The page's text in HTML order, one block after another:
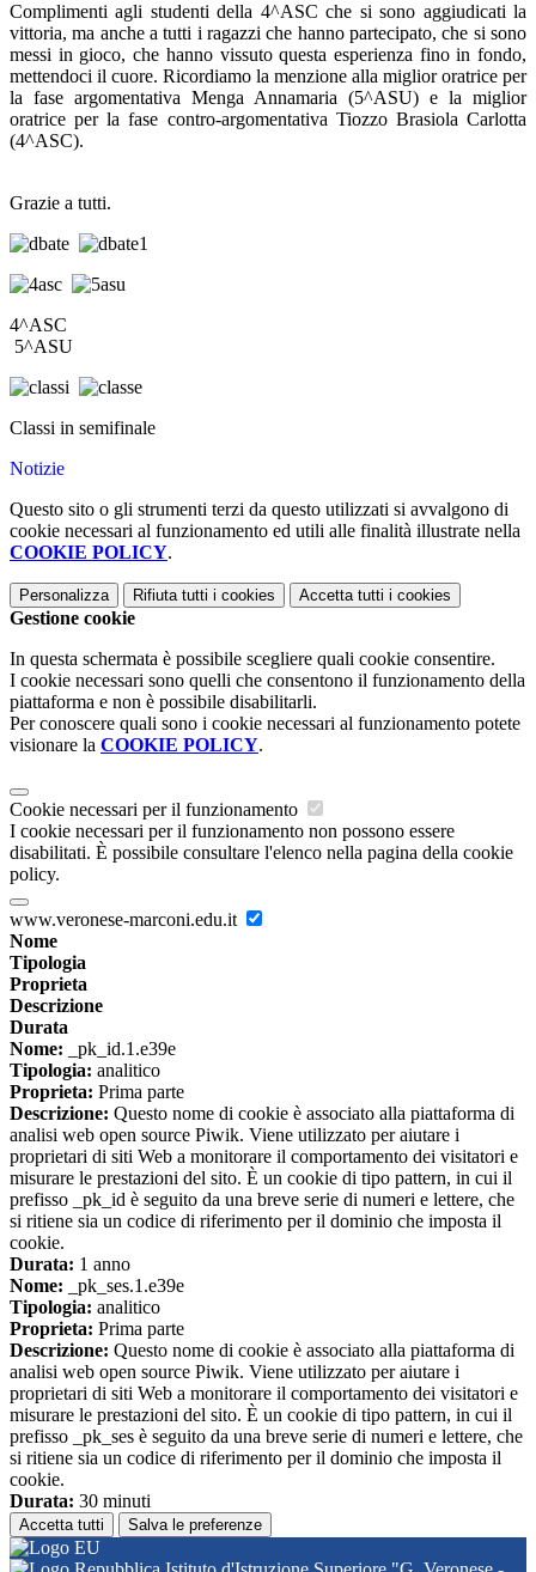
Complimenti agli studenti della 4^ASC che si sono aggiudicati la
vittoria, ma anche a tutti i ragazzi che hanno partecipato, che si sono
messi in gioco, che hanno vissuto questa esperienza fino in fondo,
mettendoci il cuore. Ricordiamo la menzione alla miglior oratrice per
la fase argomentativa Menga Annamaria (5^ASU) e la miglior
oratrice per la fase contro-argomentativa Tiozzo Brasiola Carlotta
(4^ASC).
Grazie a tutti.
4^ASC
5^ASU
Classi in semifinale
Notizie
Questo sito o gli strumenti terzi da questo utilizzati si avvalgono di
cookie necessari al funzionamento ed utili alle finalità illustrate nella
COOKIE POLICY.
Personalizza Rifiuta tutti i cookies Accetta tutti i cookies
Gestione cookie
In questa schermata è possibile scegliere quali cookie consentire.
I cookie necessari sono quelli che consentono il funzionamento della
piattaforma e non è possibile disabilitarli.
Per conoscere quali sono i cookie necessari al funzionamento potete
visionare la COOKIE POLICY.
Cookie necessari per il funzionamento
I cookie necessari per il funzionamento non possono essere
disabilitati. È possibile consultare l'elenco nella pagina della cookie
policy.
www.veronese-marconi.edu.it
Nome
Tipologia
Proprieta
Descrizione
Durata
Nome: _pk_id.1.e39e
Tipologia: analitico
Proprieta: Prima parte
Descrizione: Questo nome di cookie è associato alla piattaforma di
analisi web open source Piwik. Viene utilizzato per aiutare i
proprietari di siti Web a monitorare il comportamento dei visitatori e
misurare le prestazioni del sito. È un cookie di tipo pattern, in cui il
prefisso _pk_id è seguito da una breve serie di numeri e lettere, che
si ritiene sia un codice di riferimento per il dominio che imposta il
cookie.
Durata: 1 anno
Nome: _pk_ses.1.e39e
Tipologia: analitico
Proprieta: Prima parte
Descrizione: Questo nome di cookie è associato alla piattaforma di
analisi web open source Piwik. Viene utilizzato per aiutare i
proprietari di siti Web a monitorare il comportamento dei visitatori e
misurare le prestazioni del sito. È un cookie di tipo pattern, in cui il
prefisso _pk_ses è seguito da una breve serie di numeri e lettere, che
si ritiene sia un codice di riferimento per il dominio che imposta il
cookie.
Durata: 30 minuti
Accetta tutti Salva le preferenze